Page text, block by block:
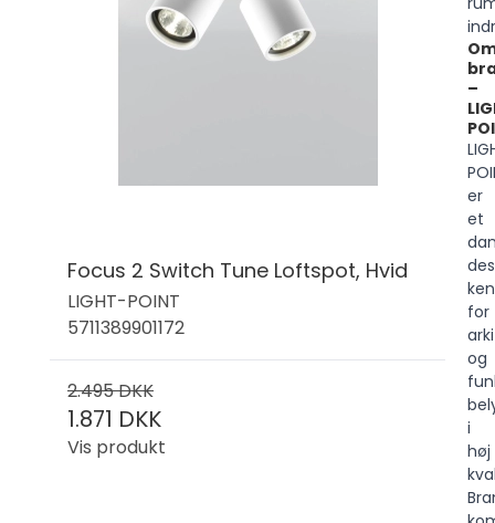
Focus 2 Switch Tune Loftspot, Hvid
LIGHT-POINT
5711389901172
2.495 DKK
1.871 DKK
Vis produkt
–
er
et
for
og
i
høj